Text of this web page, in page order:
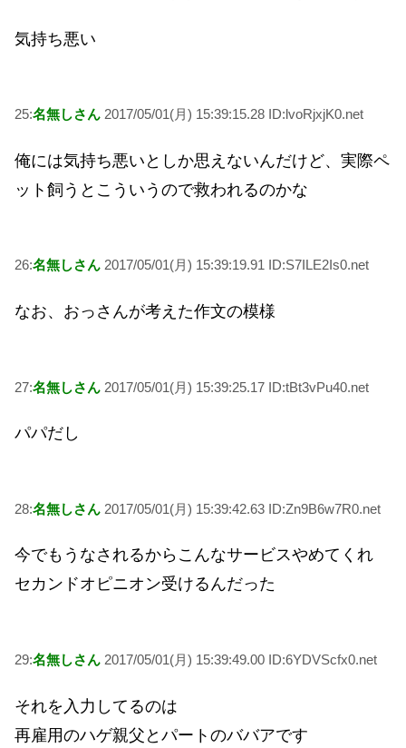
気持ち悪い
25:名無しさん 2017/05/01(月) 15:39:15.28 ID:lvoRjxjK0.net
俺には気持ち悪いとしか思えないんだけど、実際ペ
ット飼うとこういうので救われるのかな
26:名無しさん 2017/05/01(月) 15:39:19.91 ID:S7ILE2Is0.net
なお、おっさんが考えた作文の模様
27:名無しさん 2017/05/01(月) 15:39:25.17 ID:tBt3vPu40.net
パパだし
28:名無しさん 2017/05/01(月) 15:39:42.63 ID:Zn9B6w7R0.net
今でもうなされるからこんなサービスやめてくれ
セカンドオピニオン受けるんだった
29:名無しさん 2017/05/01(月) 15:39:49.00 ID:6YDVScfx0.net
それを入力してるのは
再雇用のハゲ親父とパートのババアです